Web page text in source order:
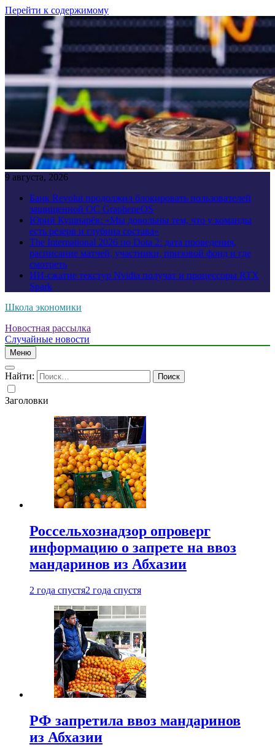
Перейти к содержимому
9 августа, 2026
Банк Revolut продолжил блокировать пользователей
защищенной ОС GrapheneOS
Юрий Кушнарёв: «Мы довольны тем, что у команды
есть резерв и глубина состава»
The International 2026 по Dota 2: дата проведения,
расписание матчей, участники, призовой фонд и где
смотреть
ИИ-сжатие текстур Nvidia получат и процессоры RTX
Spark
Школа экономики
Новостная рассылка
Случайные новости
Меню
Найти:
Заголовки
Россельхознадзор опроверг
информацию о запрете на ввоз
мандаринов из Абхазии
2 года спустя2 года спустя
РФ запретила ввоз мандаринов
из Абхазии